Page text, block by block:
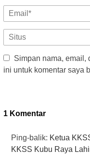
Simpan nama, email,
ini untuk komentar saya
1 Komentar
Ping-balik: Ketua
KKSS Kubu Raya